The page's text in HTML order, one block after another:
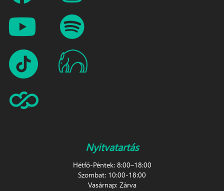
Nyitvatartás
Hétfő-Péntek: 8:00–18:00
Szombat: 10:00-18:00
Vasárnap: Zárva